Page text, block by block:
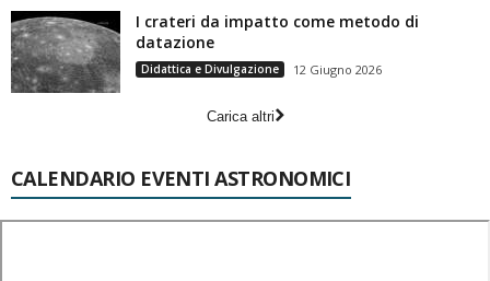
I crateri da impatto come metodo di
datazione
Didattica e Divulgazione 12 Giugno 2026
Carica altri
CALENDARIO EVENTI ASTRONOMICI